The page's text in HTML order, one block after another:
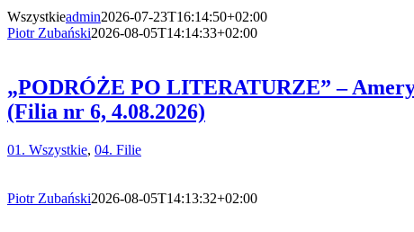
Wszystkieadmin2026-07-23T16:14:50+02:00
Piotr Zubański2026-08-05T14:14:33+02:00
„PODRÓŻE PO LITERATURZE” –
(Filia nr 6, 4.08.2026)
01. Wszystkie, 04. Filie
Piotr Zubański2026-08-05T14:13:32+02:00